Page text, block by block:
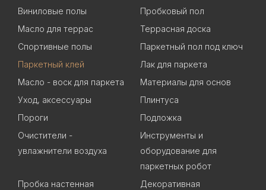
Виниловые полы
Пробковый пол
Масло для террас
Террасная доска
Спортивные полы
Паркетный пол под ключ
Паркетный клей
Лак для паркета
Масло - воск для паркета
Материалы для основ
Уход, аксессуары
Плинтуса
Пороги
Подложка
Очистители -
увлажнители воздуха
Инструменты и
оборудование для
паркетных робот
Пробка настенная
Декоративная